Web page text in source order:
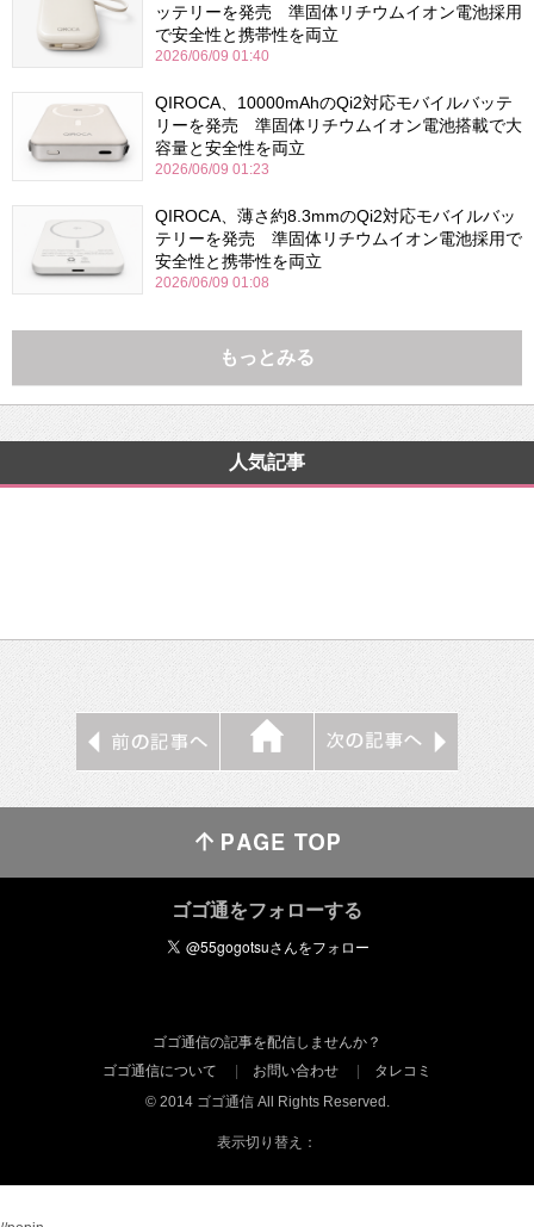
ッテリーを発売 準固体リチウムイオン電池採用
で安全性と携帯性を両立
2026/06/09 01:40
QIROCA、10000mAhのQi2対応モバイルバッテ
リーを発売 準固体リチウムイオン電池搭載で大
容量と安全性を両立
2026/06/09 01:23
QIROCA、薄さ約8.3mmのQi2対応モバイルバッ
テリーを発売 準固体リチウムイオン電池採用で
安全性と携帯性を両立
2026/06/09 01:08
もっとみる
人気記事
ゴゴ通をフォローする
ゴゴ通信の記事を配信しませんか？
ゴゴ通信について
お問い合わせ
タレコミ
© 2014 ゴゴ通信 All Rights Reserved.
表示切り替え：